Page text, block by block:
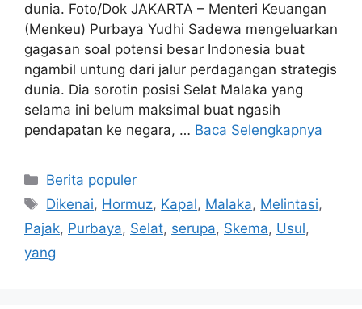
dunia. Foto/Dok JAKARTA – Menteri Keuangan
(Menkeu) Purbaya Yudhi Sadewa mengeluarkan
gagasan soal potensi besar Indonesia buat
ngambil untung dari jalur perdagangan strategis
dunia. Dia sorotin posisi Selat Malaka yang
selama ini belum maksimal buat ngasih
pendapatan ke negara, … Baca Selengkapnya
Kategori
Berita populer
Tag
Dikenai, Hormuz, Kapal, Malaka, Melintasi,
Pajak, Purbaya, Selat, serupa, Skema, Usul,
yang